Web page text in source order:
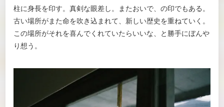
柱に身長を印す。真剣な眼差し。またおいで、の印でもある。
古い場所がまた命を吹き込まれて、新しい歴史を重ねていく。
この場所がそれを喜んでくれていたらいいな、と勝手にぼんや
り想う。